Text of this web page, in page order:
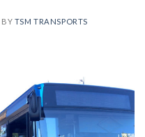
BY TSM TRANSPORTS